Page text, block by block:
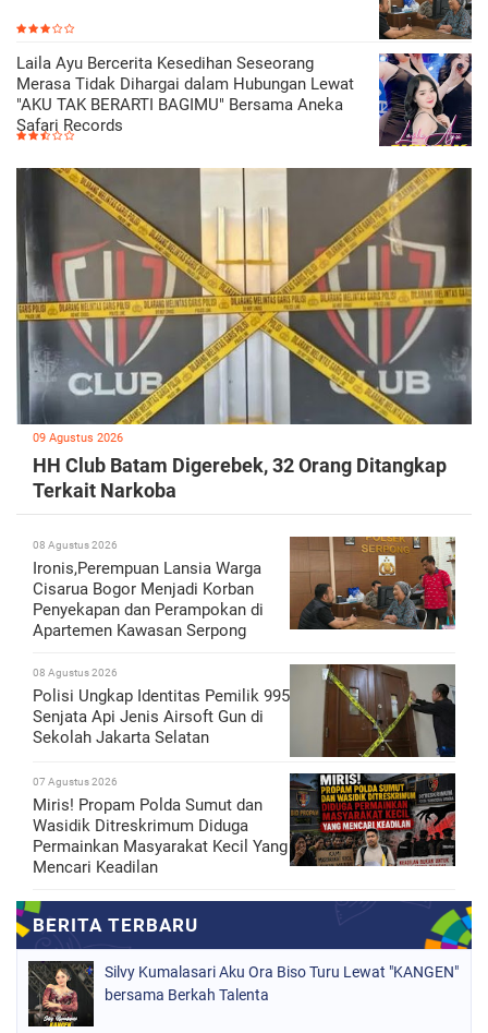
Laila Ayu Bercerita Kesedihan Seseorang
Merasa Tidak Dihargai dalam Hubungan Lewat
"AKU TAK BERARTI BAGIMU" Bersama Aneka
Safari Records
09 Agustus 2026
HH Club Batam Digerebek, 32 Orang Ditangkap
Terkait Narkoba
08 Agustus 2026
Ironis,Perempuan Lansia Warga
Cisarua Bogor Menjadi Korban
Penyekapan dan Perampokan di
Apartemen Kawasan Serpong
08 Agustus 2026
Polisi Ungkap Identitas Pemilik 995
Senjata Api Jenis Airsoft Gun di
Sekolah Jakarta Selatan
07 Agustus 2026
Miris! Propam Polda Sumut dan
Wasidik Ditreskrimum Diduga
Permainkan Masyarakat Kecil Yang
Mencari Keadilan
Silvy Kumalasari Aku Ora Biso Turu Lewat "KANGEN"
bersama Berkah Talenta